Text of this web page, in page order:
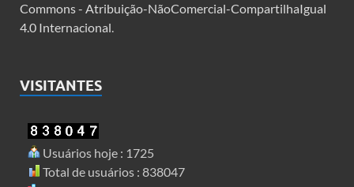
Commons - Atribuição-NãoComercial-CompartilhaIgual
4.0 Internacional.
VISITANTES
Usuários hoje : 1725
Total de usuários : 838047